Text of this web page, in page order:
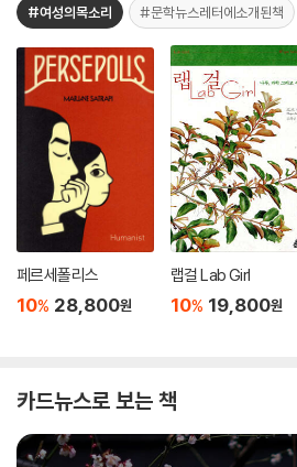
#여성의목소리 #문학뉴스레터에소개된책
페르세폴리스
10% 28,800원
랩걸 Lab Girl
10% 19,800원
카드뉴스로 보는 책